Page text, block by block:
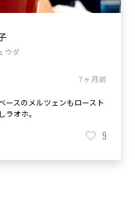
ウダ
7ヶ月前
ースのメルツェンもロースト
オホ。
9